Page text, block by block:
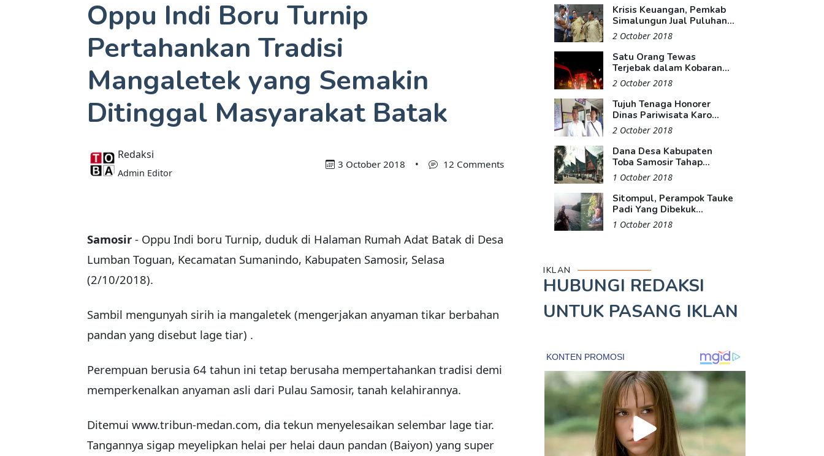
Oppu Indi Boru Turnip
Pertahankan Tradisi
Mangaletek yang Semakin
Ditinggal Masyarakat Batak
Redaksi
Admin Editor
3 October 2018 • 12 Comments
Samosir - Oppu Indi boru Turnip, duduk di Halaman Rumah Adat Batak di Desa
Lumban Toguan, Kecamatan Sumanindo, Kabupaten Samosir, Selasa
(2/10/2018).
Sambil mengunyah sirih ia mangaletek (mengerjakan anyaman tikar berbahan
pandan yang disebut lage tiar) .
Perempuan berusia 64 tahun ini tetap berusaha mempertahankan tradisi demi
memperkenalkan anyaman asli dari Pulau Samosir, tanah kelahirannya.
Ditemui www.tribun-medan.com, dia tekun menyelesaikan selembar lage tiar.
Tangannya sigap meyelipkan helai per helai daun pandan (Baiyon) yang super
Krisis Keuangan, Pemkab
Simalungun Jual Puluhan...
2 October 2018
Satu Orang Tewas
Terjebak dalam Kobaran...
2 October 2018
Tujuh Tenaga Honorer
Dinas Pariwisata Karo...
2 October 2018
Dana Desa Kabupaten
Toba Samosir Tahap...
1 October 2018
Sitompul, Perampok Tauke
Padi Yang Dibekuk...
1 October 2018
IKLAN
HUBUNGI REDAKSI
UNTUK PASANG IKLAN